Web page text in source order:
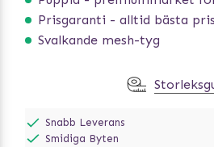
Prisgaranti - alltid bästa pris
Svalkande mesh-tyg
Snabb Leverans
Smidiga Byten